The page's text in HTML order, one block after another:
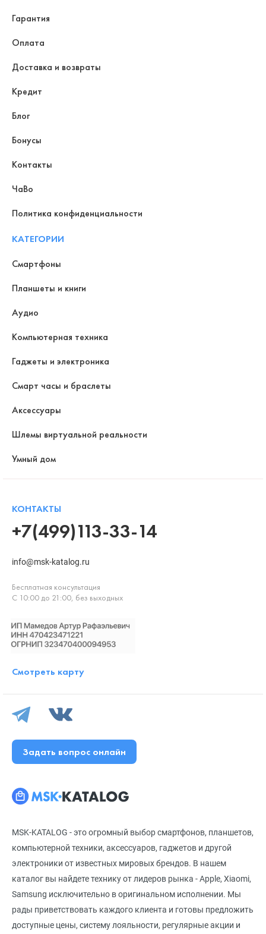
MSK-KATALOG - это огромный выбор смартфонов, планшетов,
компьютерной техники, аксессуаров, гаджетов и другой
электроники от известных мировых брендов. В нашем
каталог вы найдете технику от лидеров рынка - Apple, Xiaomi,
Samsung исключительно в оригинальном исполнении. Мы
рады приветствовать каждого клиента и готовы предложить
доступные цены, систему лояльности, регулярные акции и
Гарантия
Оплата
Доставка и возвраты
Кредит
Блог
Бонусы
Контакты
ЧаВо
Политика конфиденциальности
КАТЕГОРИИ
Смартфоны
Планшеты и книги
Аудио
Компьютерная техника
Гаджеты и электроника
Смарт часы и браслеты
Аксессуары
Шлемы виртуальной реальности
Умный дом
КОНТАКТЫ
+7(499)113-33-14
info@msk-katalog.ru
Бесплатная консультация
С 10:00 до 21:00, без выходных
Смотреть карту
Задать вопрос онлайн